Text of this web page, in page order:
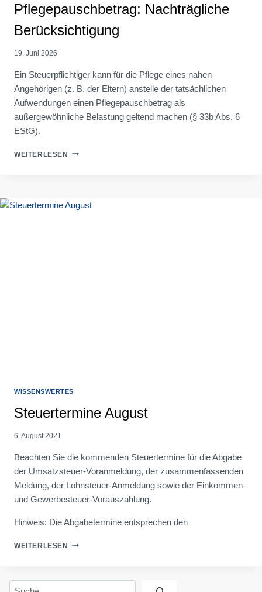
Pflegepauschbetrag: Nachträgliche
Berücksichtigung
19. Juni 2026
Ein Steuerpflichtiger kann für die Pflege eines nahen
Angehörigen (z. B. der Eltern) anstelle der tatsächlichen
Aufwendungen einen Pflegepauschbetrag als
außergewöhnliche Belastung geltend machen (§ 33b Abs. 6
EStG).
WEITERLESEN PFLEGEPAUSCHBETRAG:
WISSENSWERTES
Steuertermine August
6. August 2021
Beachten Sie die kommenden Steuertermine für die Abgabe
der Umsatzsteuer-Voranmeldung, der zusammenfassenden
Meldung, der Lohnsteuer-Anmeldung sowie der Einkommen-
und Gewerbesteuer-Vorauszahlung.
Hinweis: Die Abgabetermine entsprechen den
WEITERLESEN STEUERTERMINE
Suchen